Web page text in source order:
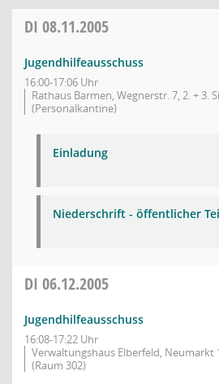
DI 08.11.2005
Jugendhilfeausschuss
16:00-17:06 Uhr
Rathaus Barmen, Wegnerstr. 7, 2. + 3.
(Personalkantine)
Einladung
Niederschrift - öffentlicher
DI 06.12.2005
Jugendhilfeausschuss
16:08-17:22 Uhr
Verwaltungshaus Elberfeld, Neumarkt
(Raum 302)